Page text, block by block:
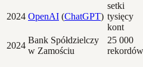
2024 OpenAI (ChatGPT)
setki
tysięcy
kont
2024
Bank Spółdzielczy
w Zamościu
25 000
rekordów